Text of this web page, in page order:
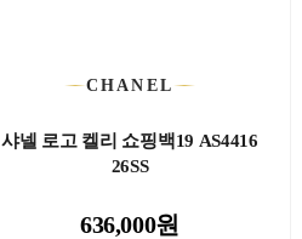
CHANEL
샤넬 로고 켈리 쇼핑백19 AS4416
26SS
636,000원